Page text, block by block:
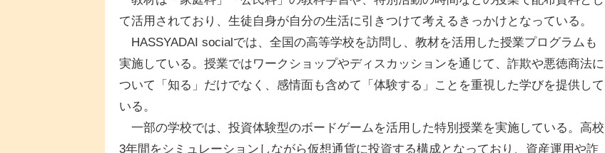
て活用されており、生徒自身が自分の生活に引きつけて考えるきっかけとなっている。
HASSYADAI socialでは、全国の高等学校を訪問し、教材を活用した授業プログラムも
実施している。授業ではワークショップやディスカッションを通じて、詐欺や悪徳商法に
ついて「知る」だけでなく、感情面も含めて「体験する」ことを重視した学びを提供して
いる。
一部の学校では、投資体験型のボードゲームを活用した特別授業を実施している。高校
3年間をシミュレーションしながら仮想通貨に投資する構成となっており、資産運用や詐